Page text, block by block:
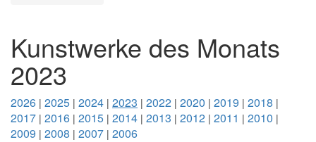
Kunstwerke des Monats
2023
2026 | 2025 | 2024 | 2023 | 2022 | 2020 | 2019 | 2018 |
2017 | 2016 | 2015 | 2014 | 2013 | 2012 | 2011 | 2010 |
2009 | 2008 | 2007 | 2006